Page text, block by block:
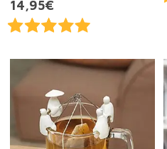
14,95€